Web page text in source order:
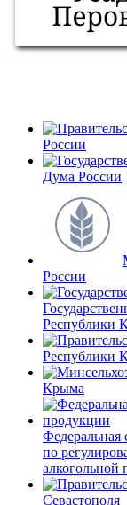
России
Дума России
России
Республики
Республики
Крыма
Федеральная
по
алкогольной
Севастополя